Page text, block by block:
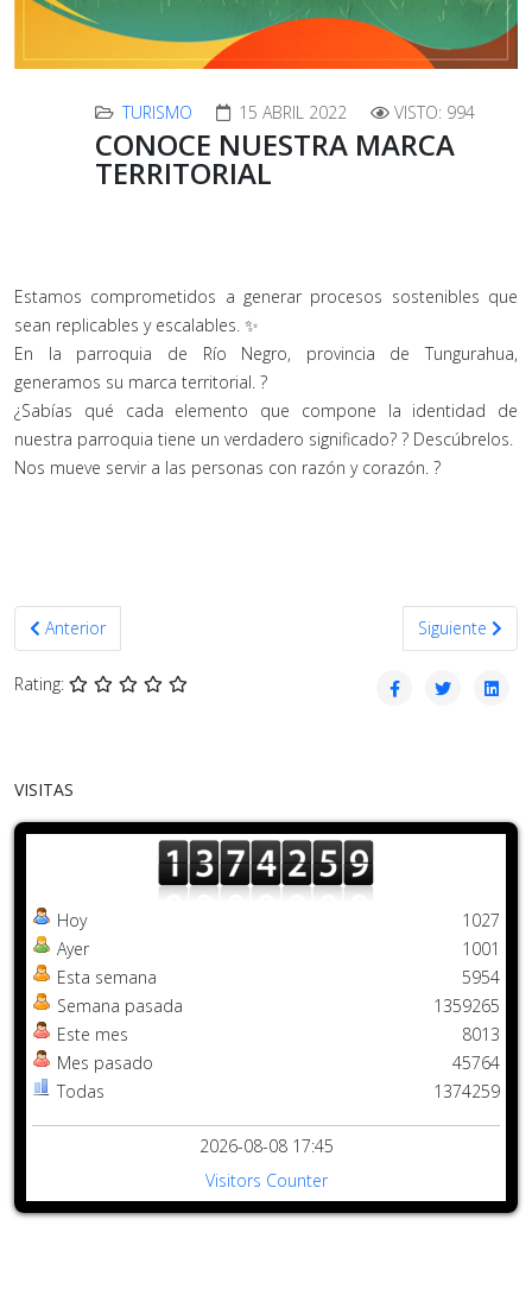
TURISMO 15 ABRIL 2022 VISTO: 994
CONOCE NUESTRA MARCA
TERRITORIAL
Estamos comprometidos a generar procesos sostenibles que
sean replicables y escalables. ✨
En la parroquia de Río Negro, provincia de Tungurahua,
generamos su marca territorial. ?
¿Sabías qué cada elemento que compone la identidad de
nuestra parroquia tiene un verdadero significado? ? Descúbrelos.
Nos mueve servir a las personas con razón y corazón. ?
Artículo anterior: CONOCE NUESTRA MARCA TERRITORIAL
Anterior Artículo
Siguiente
Rating:
VISITAS
Hoy
Ayer
Esta semana
Semana pasada
Este mes
Mes pasado
Todas
1027
1001
5954
1359265
8013
45764
1374259
2026-08-08 17:45
Visitors Counter